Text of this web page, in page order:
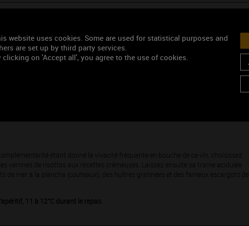
le Mâcon-Fuissé blanc , discret au premier nez, se laisse découvrir au fur et à
très floraux (aubépine, chèvrefeuille, seringa). En bouche, son attaque droite
étant donné la vivacité fréquente en bouche de ce vin, choisissez
verrines de risottos aux recettes crémeuses. Laissez ensuite sa trame acidulée
de mer à la plancha (couteaux), des huîtres gratinées et des fameux escargots de
11 à 12°C durant le repas.
website uses cookies. Some are used for statistical purposes and
are set up by third party services.
clicking on 'Accept all', you agree to the use of cookies.